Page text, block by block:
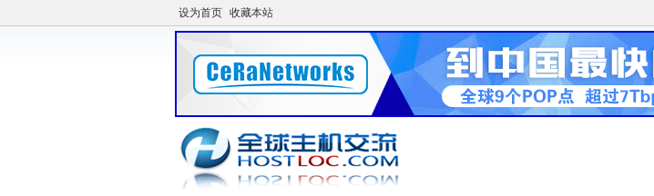
设为首页 收藏本站